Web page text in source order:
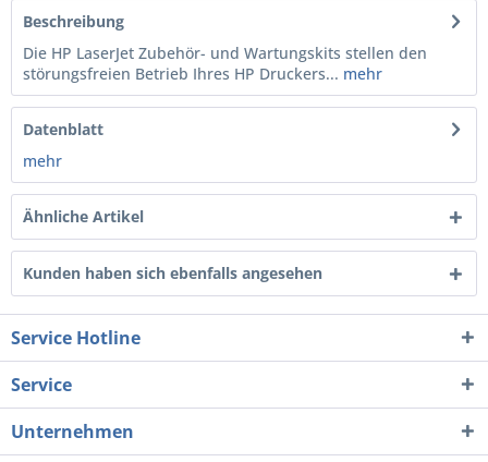
Beschreibung
Die HP LaserJet Zubehör- und Wartungskits stellen den
störungsfreien Betrieb Ihres HP Druckers... mehr
Datenblatt
mehr
Ähnliche Artikel
Kunden haben sich ebenfalls angesehen
Service Hotline
Service
Unternehmen